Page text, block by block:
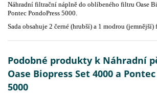
Náhradní filtrační náplně do oblíbeného filtru Oase
Pontec PondoPress 5000.
Sada obsahuje 2 černé (hrubší) a 1 modrou (jemnější)
Podobné produkty k Náhradní
Oase Biopress Set 4000 a
5000